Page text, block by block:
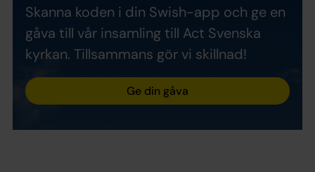
Skanna koden i din Swish-app och ge en
gåva till vår insamling till Act Svenska
kyrkan. Tillsammans gör vi skillnad!
Ge din gåva